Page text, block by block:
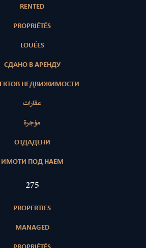
RENTED
PROPRIÉTÉS
LOUÉES
СДАНО В АРЕНДУ
НЕДВИЖИМОСТИ
عقارات
مؤجرة
ОТДАДЕНИ
ИМОТИ ПОД НАЕМ
394
PROPERTIES
MANAGED